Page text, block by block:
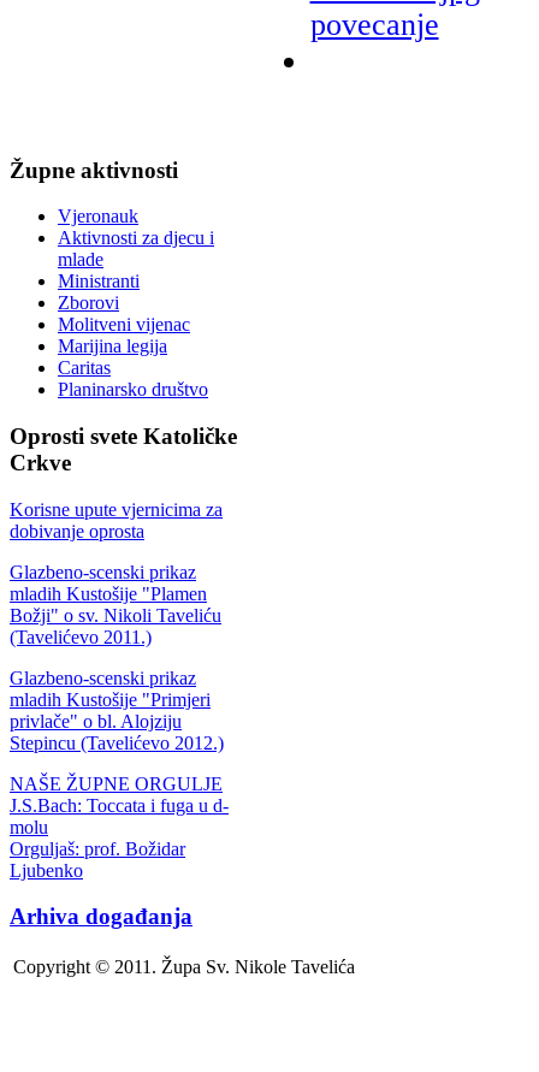
povecanje
Župne aktivnosti
Vjeronauk
Aktivnosti za djecu i
mlade
Ministranti
Zborovi
Molitveni vijenac
Marijina legija
Caritas
Planinarsko društvo
Oprosti svete Katoličke
Crkve
Korisne upute vjernicima za
dobivanje oprosta
Glazbeno-scenski prikaz
mladih Kustošije "Plamen
Božji" o sv. Nikoli Taveliću
(Tavelićevo 2011.)
Glazbeno-scenski prikaz
mladih Kustošije "Primjeri
privlače" o bl. Alojziju
Stepincu (Tavelićevo 2012.)
NAŠE ŽUPNE ORGULJE
J.S.Bach: Toccata i fuga u d-
molu
Orguljaš: prof. Božidar
Ljubenko
Arhiva događanja
Copyright © 2011. Župa Sv. Nikole Tavelića